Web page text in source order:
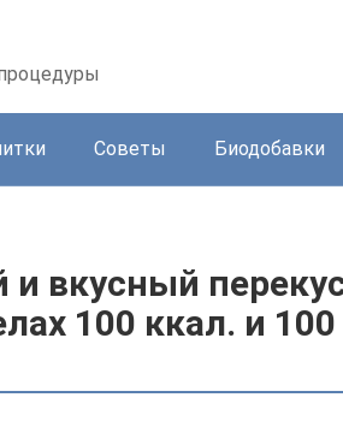
Советы Биодобавки
вкусный
100 ккал. и 100